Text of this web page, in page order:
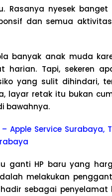
Rasanya nyesek
dan semua
banyak anak muda
harian. Tapi, sekeren
yang sulit dihindari,
layar retak itu bukan
bawahnya.
Apple Service Surabaya,
ganti HP baru yang
melakukan
hadir sebagai penyelamat